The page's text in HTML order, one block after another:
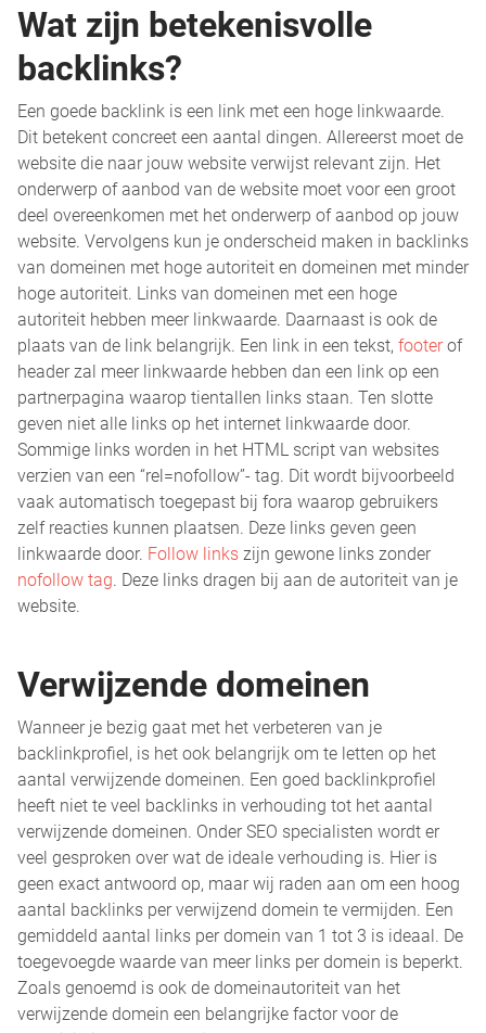
Wat zijn betekenisvolle
backlinks?
Een goede backlink is een link met een hoge linkwaarde.
Dit betekent concreet een aantal dingen. Allereerst moet de
website die naar jouw website verwijst relevant zijn. Het
onderwerp of aanbod van de website moet voor een groot
deel overeenkomen met het onderwerp of aanbod op jouw
website. Vervolgens kun je onderscheid maken in backlinks
van domeinen met hoge autoriteit en domeinen met minder
hoge autoriteit. Links van domeinen met een hoge
autoriteit hebben meer linkwaarde. Daarnaast is ook de
plaats van de link belangrijk. Een link in een tekst, footer of
header zal meer linkwaarde hebben dan een link op een
partnerpagina waarop tientallen links staan. Ten slotte
geven niet alle links op het internet linkwaarde door.
Sommige links worden in het HTML script van websites
verzien van een “rel=nofollow”- tag. Dit wordt bijvoorbeeld
vaak automatisch toegepast bij fora waarop gebruikers
zelf reacties kunnen plaatsen. Deze links geven geen
linkwaarde door. Follow links zijn gewone links zonder
nofollow tag. Deze links dragen bij aan de autoriteit van je
website.
Verwijzende domeinen
Wanneer je bezig gaat met het verbeteren van je
backlinkprofiel, is het ook belangrijk om te letten op het
aantal verwijzende domeinen. Een goed backlinkprofiel
heeft niet te veel backlinks in verhouding tot het aantal
verwijzende domeinen. Onder SEO specialisten wordt er
veel gesproken over wat de ideale verhouding is. Hier is
geen exact antwoord op, maar wij raden aan om een hoog
aantal backlinks per verwijzend domein te vermijden. Een
gemiddeld aantal links per domein van 1 tot 3 is ideaal. De
toegevoegde waarde van meer links per domein is beperkt.
Zoals genoemd is ook de domeinautoriteit van het
verwijzende domein een belangrijke factor voor de